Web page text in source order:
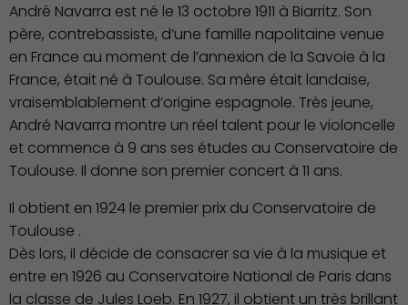
André Navarra est né le 13 octobre 1911 à Biarritz. Son
père, contrebassiste, d’une famille napolitaine venue
en France au moment de l’annexion de la Savoie à la
France, était né à Toulouse. Sa mère était landaise,
vraisemblablement d’origine espagnole. Très jeune,
André Navarra montre un réel talent pour le violoncelle
et commence à 9 ans ses études au Conservatoire de
Toulouse. Il donne son premier concert à 11 ans.
Il obtient en 1924 le premier prix du Conservatoire de
Toulouse .
Dès lors, il décide de consacrer sa vie à la musique et
entre en 1926 au Conservatoire National de Paris dans
la classe de Jules Loeb. En 1927, il obtient un très brillant